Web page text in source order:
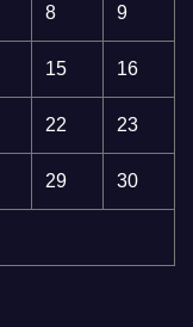
8 9
15 16
22 23
29 30